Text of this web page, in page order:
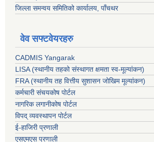
जिल्ला समन्वय समितिको कार्यालय, पाँचथर
वेव सफ्टवेयरहरु
CADMIS Yangarak
LISA (स्थानीय तहको संस्थागत क्षमता स्व-मूल्यांकन)
FRA (स्थानीय तह वित्तीय सुशासन जोखिम मूल्यांकन)
कर्मचारी संचयकोष पोर्टल
नागरिक लगानीकोष पोर्टल
विपद् व्यवस्थापन पोर्टल
ई-हाजिरी प्रणाली
एसएमएस प्रणाली